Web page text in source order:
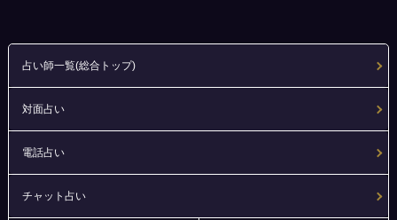
占い師一覧(総合トップ)
対面占い
電話占い
チャット占い